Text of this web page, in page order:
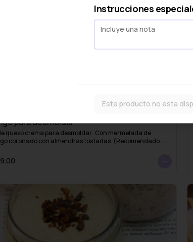
para desmoldar
queso crema para desmoldar.  Con mermelada de
coronado con almendras tostadas. (Recomendado
Instrucciones
Este producto no esta